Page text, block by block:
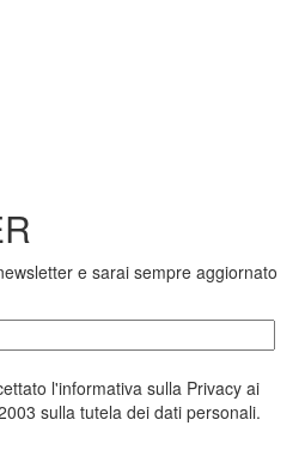
e sarai sempre aggiornato
l'informativa sulla Privacy ai
sulla tutela dei dati personali.